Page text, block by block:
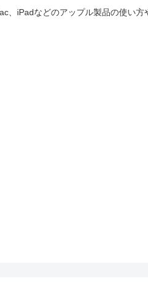
、iPadなどのアップル製品の使い